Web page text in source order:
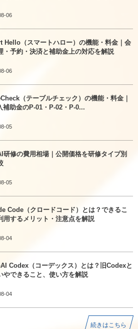
06
Hello（スマートハロー）の機能・料金｜会
・予約・決済と補助金上の対応を解説
06
（テーブルチェック）の機能・料金｜
補助金のP-01・P-02・P-0...
05
研修の費用相場｜公開価格を研修タイプ別
05
Code（クロードコード）とは？できるこ
用するメリット・注意点を解説
04
Codex（コーデックス）とは？旧Codexと
やできること、使い方を解説
04
続きはこちら